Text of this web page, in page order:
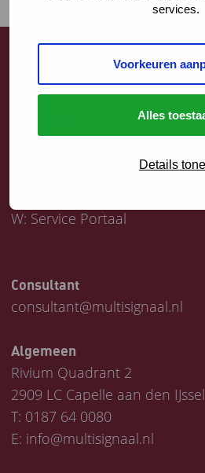
services.
Voorkeuren
Alles
Details
W: Service Portaal
Consultant
consultant@multisignaal.nl
Algemeen
Rivium Quadrant 2
2909 LC Capelle aan den IJssel
T: 0187 64 0080
E: info@multisignaal.nl